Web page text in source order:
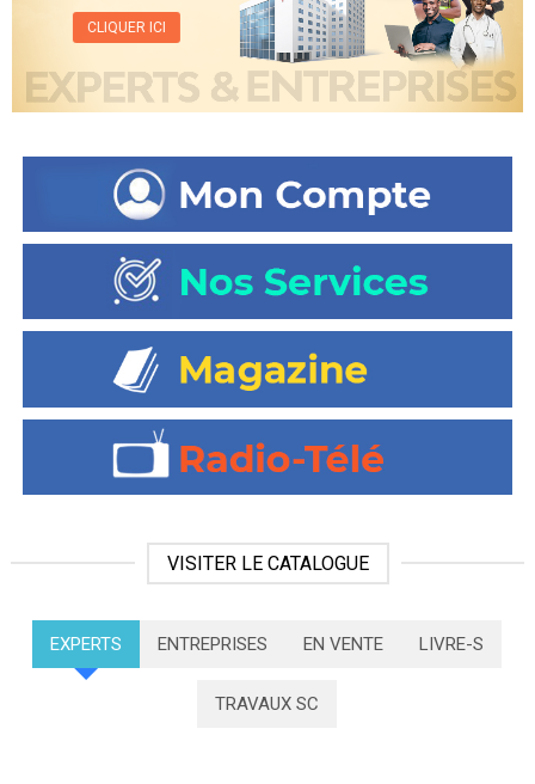
CLIQUER ICI
VISITER LE CATALOGUE
EXPERTS ENTREPRISES EN VENTE LIVRE-S
TRAVAUX SC